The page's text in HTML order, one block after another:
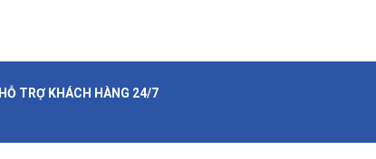
HỖ TRỢ KHÁCH HÀNG 24/7